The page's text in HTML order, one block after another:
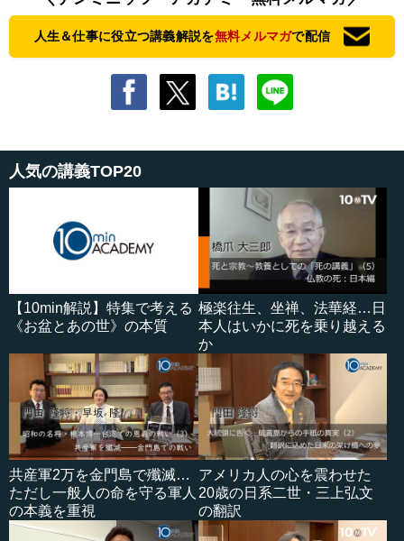
人生＆仕事に役立つ講義解説を無料メルマガで配信
人気の講義TOP20
【10min解説】特集で考える
《お盆とあの世》の本質
極楽往生、坐禅、法華経…日
本人はいかに死を乗り越える
か
共産軍2万を金門島で殲滅…
ただし一般人の命を守る軍人
の本義を重視
アメリカ人の心を震わせた
20歳の日系二世・三上弘文
の翻訳